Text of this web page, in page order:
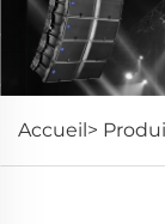
Accueil>